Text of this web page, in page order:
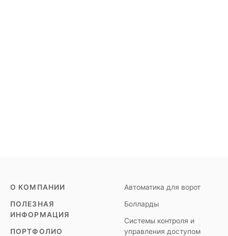
О КОМПАНИИ
ПОЛЕЗНАЯ
ИНФОРМАЦИЯ
ПОРТФОЛИО
Автоматика для ворот
Болларды
Системы контроля и
управления доступом